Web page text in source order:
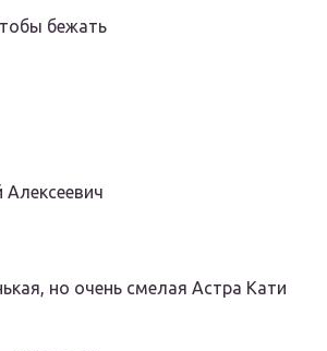
бежать
но очень смелая Астра Кати